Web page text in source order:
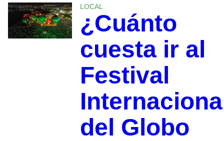
LOCAL
¿Cuánto
cuesta ir al
Festival
del Globo